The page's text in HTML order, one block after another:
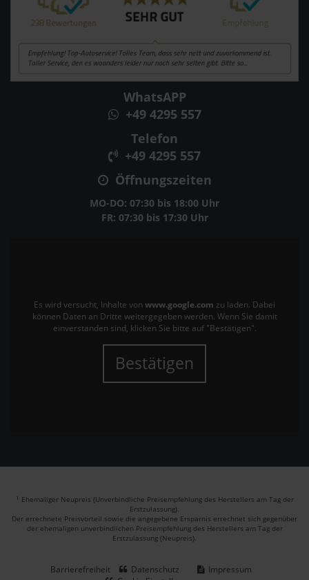
WhatsAPP
+49 4295 557
Telefon
+49 4295 557
Öffnungszeiten
MO-DO: 07:30 bis 18:00 Uhr
FR: 07:30 bis 17:30 Uhr
Es wird versucht, Inhalte von www.google.com zu laden. Dabei
können Daten an Dritte weitergegeben werden. Wenn Sie damit
einverstanden sind, klicken Sie bitte auf "Bestätigen".
Bestätigen
1 Ehemaliger Neupreis (Unverbindliche Preisempfehlung des Herstellers am Tag der
Erstzulassung).
Der errechnete Preisvorteil sowie die angegebene Ersparnis errechnet sich gegenüber
der ehemaligen unverbindlichen Preisempfehlung des Herstellers am Tag der
Erstzulassung (Neupreis).
Barrierefreiheit Datenschutz
Impressum